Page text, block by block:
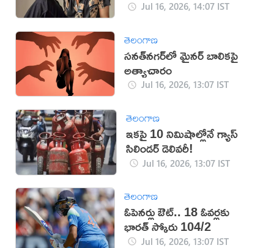
కిరణ్ అబ్బవరం
Jul 16, 2026, 14:07 IST
తెలంగాణ
సనత్‌నగర్‌లో మైనర్‌ బాలికపై
అత్యాచారం
Jul 16, 2026, 13:07 IST
తెలంగాణ
ఇకపై 10 నిమిషాల్లోనే గ్యాస్
సిలిండర్ డెలివరీ!
Jul 16, 2026, 13:07 IST
తెలంగాణ
ఓపెనర్లు ఔట్‌.. 18 ఓవర్లకు
భారత్‌ స్కోరు 104/2
Jul 16, 2026, 13:07 IST